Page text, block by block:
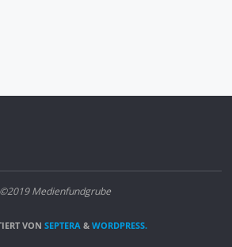
©2019 Medienfundgrube
VON SEPTERA& WORDPRESS.